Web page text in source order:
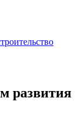
развития